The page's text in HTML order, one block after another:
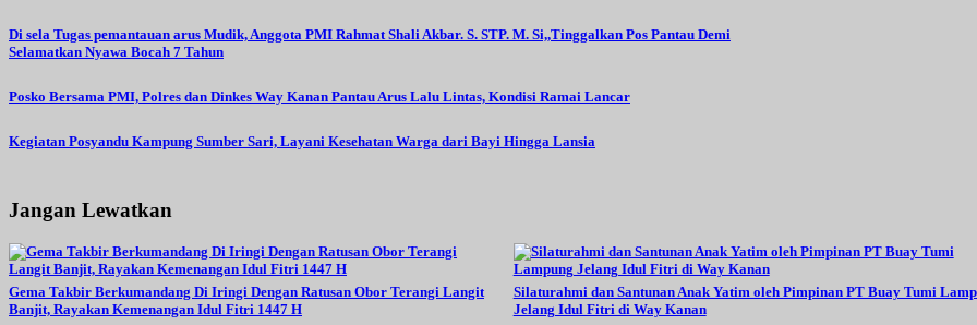
Di sela Tugas pemantauan arus Mudik, Anggota PMI Rahmat Shali Akbar. S. STP. M. Si,,Tinggalkan Pos Pantau Demi
Selamatkan Nyawa Bocah 7 Tahun
Posko Bersama PMI, Polres dan Dinkes Way Kanan Pantau Arus Lalu Lintas, Kondisi Ramai Lancar
Kegiatan Posyandu Kampung Sumber Sari, Layani Kesehatan Warga dari Bayi Hingga Lansia
Jangan Lewatkan
Gema Takbir Berkumandang Di Iringi Dengan Ratusan Obor Terangi Langit
Banjit, Rayakan Kemenangan Idul Fitri 1447 H
Silaturahmi dan Santunan Anak Yatim oleh Pimpinan PT Buay Tumi
Jelang Idul Fitri di Way Kanan